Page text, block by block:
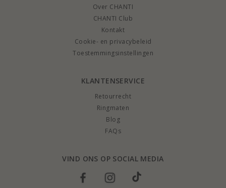
Over CHANTI
CHANTI Club
Kontakt
Cookie- en privacybeleid
Toestemmingsinstellingen
KLANTENSERVICE
Retourrecht
Ringmaten
Blog
FAQs
VIND ONS OP SOCIAL MEDIA